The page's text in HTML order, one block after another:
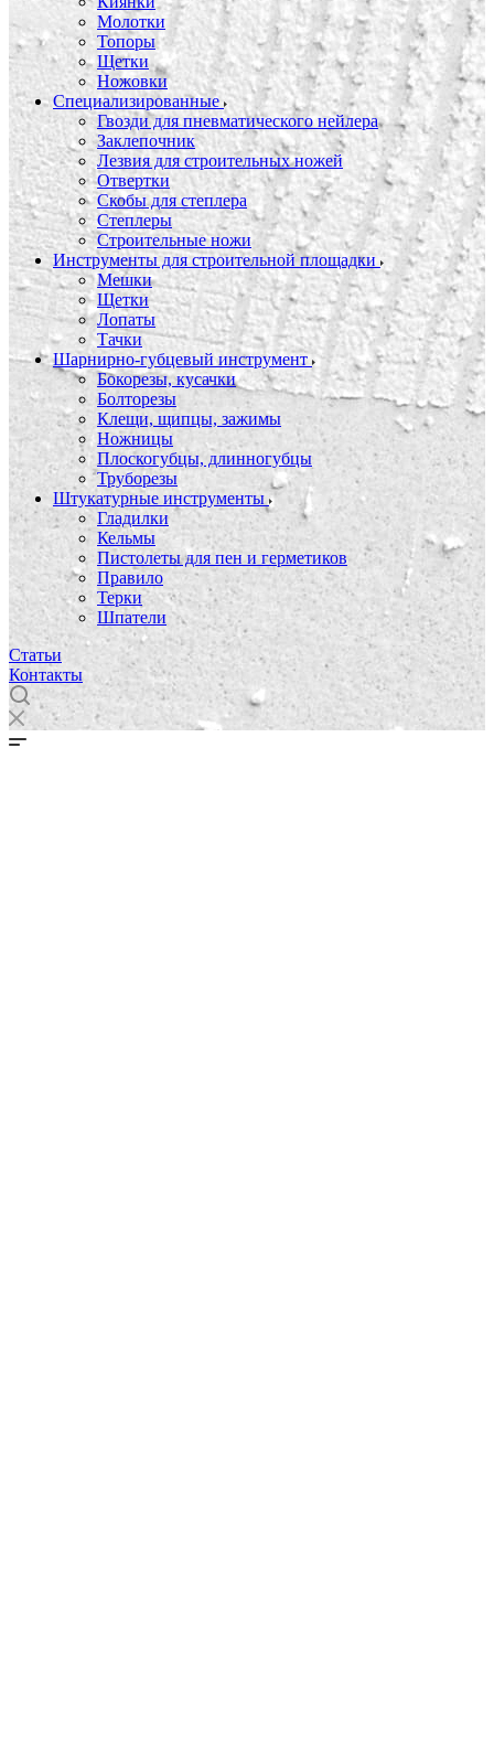
Молотки
Топоры
Щетки
Ножовки
Специализированные
Гвозди для пневматического нейлера
Заклепочник
Лезвия для строительных ножей
Отвертки
Скобы для степлера
Степлеры
Строительные ножи
Инструменты для строительной площадки
Мешки
Щетки
Лопаты
Тачки
Шарнирно-губцевый инструмент
Бокорезы, кусачки
Болторезы
Клещи, щипцы, зажимы
Ножницы
Плоскогубцы, длинногубцы
Труборезы
Штукатурные инструменты
Гладилки
Кельмы
Пистолеты для пен и герметиков
Правило
Терки
Шпатели
Статьи
Контакты